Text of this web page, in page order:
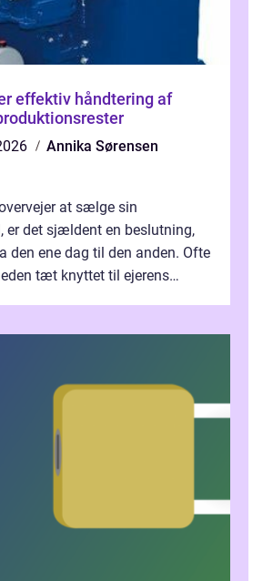
effektiv håndtering af
Annika Sørensen
at sælge sin
er det sjældent en beslutning,
den ene dag til den anden. Ofte
tæt knyttet til ejerens